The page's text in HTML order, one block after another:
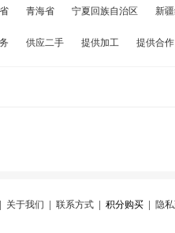
青海省 宁夏回族自治区 新
供应二手 提供加工 提供合作
关于我们 联系方式 积分购买 隐